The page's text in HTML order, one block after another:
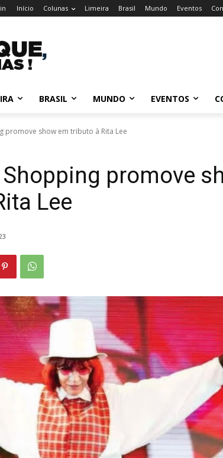
Início Colunas Limeira Brasil Mundo Eventos
BRASIL MUNDO EVENTOS
promove show em tributo à Rita Lee
promove
Lee